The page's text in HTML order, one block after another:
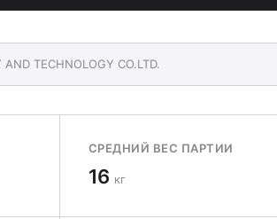
TECHNOLOGY CO.LTD.
СРЕДНИЙ ВЕС ПАРТИИ
16 кг